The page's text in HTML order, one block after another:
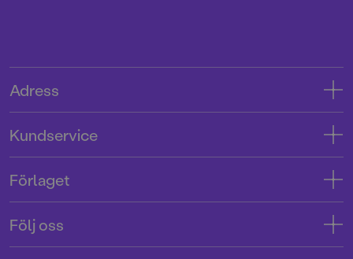
Adress
Tryckerigatan 4
103 12 Stockholm
Org.nr: 556045-7748
Kundservice
Användarvillkor intressenter
Förlaget
Följ oss